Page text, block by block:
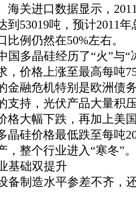
海关进口数据显示，
到53019吨，预计2011
比例仍然在50%左右。
国多晶硅经历了“火”与
，价格上涨至最高每吨
金融危机特别是欧洲债
支持，光伏产品大量积
格大幅下跌，再加上美
晶硅价格最低跌至每吨
，整个行业进入“寒冬”。
基础双提升
备制造水平参差不齐，